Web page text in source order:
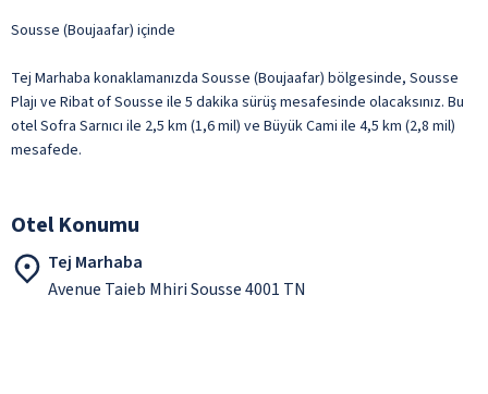
Sousse (Boujaafar) içinde
Tej Marhaba konaklamanızda Sousse (Boujaafar) bölgesinde, Sousse
Plajı ve Ribat of Sousse ile 5 dakika sürüş mesafesinde olacaksınız. Bu
otel Sofra Sarnıcı ile 2,5 km (1,6 mil) ve Büyük Cami ile 4,5 km (2,8 mil)
mesafede.
Otel Konumu
Tej Marhaba
Avenue Taieb Mhiri Sousse 4001 TN